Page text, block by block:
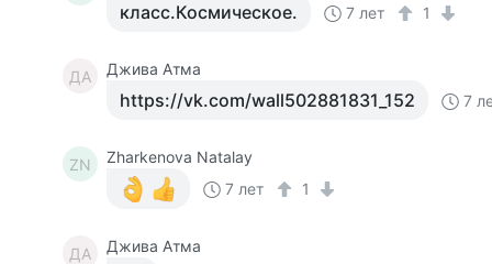
класс.Космическое. 7 лет 1
ДА Джива Атма
https://vk.com/wall502881831_152 7
ZN
Zharkenova Natalay
7 лет
1
ДА
Джива Атма